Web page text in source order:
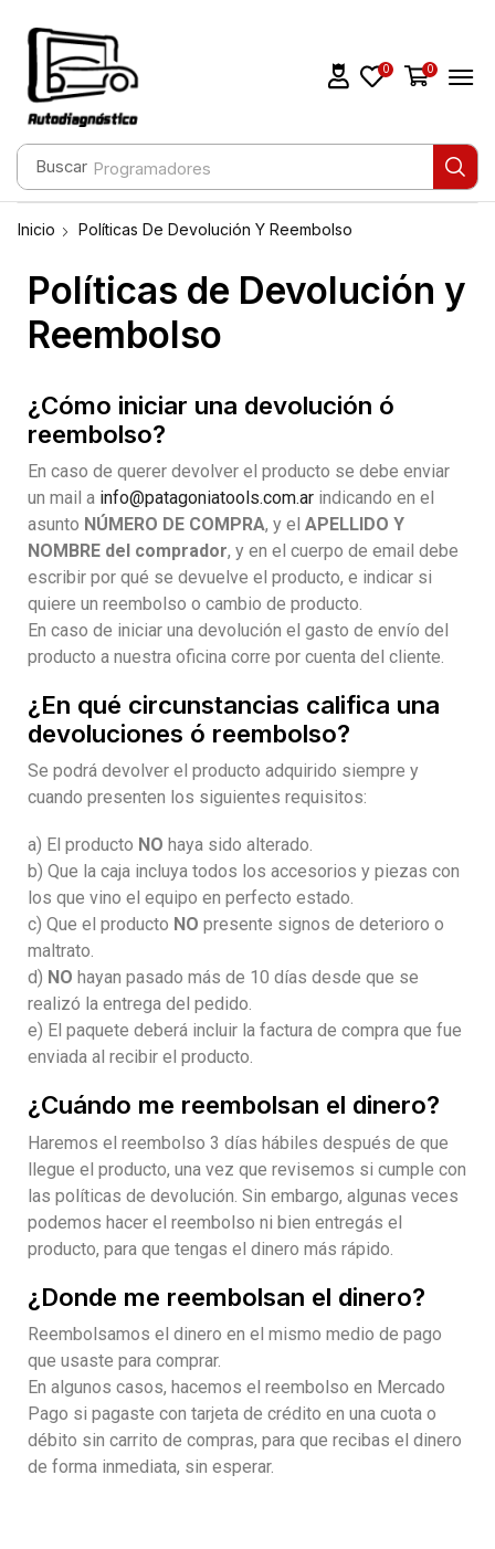
Buscar Programadores
0 0
Inicio Políticas De Devolución Y Reembolso
Políticas de Devolución y
Reembolso
¿Cómo iniciar una devolución ó
reembolso?
En caso de querer devolver el producto se debe enviar
un mail a info@patagoniatools.com.ar indicando en el
asunto NÚMERO DE COMPRA, y el APELLIDO Y
NOMBRE del comprador, y en el cuerpo de email debe
escribir por qué se devuelve el producto, e indicar si
quiere un reembolso o cambio de producto.
En caso de iniciar una devolución el gasto de envío del
producto a nuestra oficina corre por cuenta del cliente.
¿En qué circunstancias califica una
devoluciones ó reembolso?
Se podrá devolver el producto adquirido siempre y
cuando presenten los siguientes requisitos:
a) El producto NO haya sido alterado.
b) Que la caja incluya todos los accesorios y piezas con
los que vino el equipo en perfecto estado.
c) Que el producto NO presente signos de deterioro o
maltrato.
d) NO hayan pasado más de 10 días desde que se
realizó la entrega del pedido.
e) El paquete deberá incluir la factura de compra que fue
enviada al recibir el producto.
¿Cuándo me reembolsan el dinero?
Haremos el reembolso 3 días hábiles después de que
llegue el producto, una vez que revisemos si cumple con
las políticas de devolución. Sin embargo, algunas veces
podemos hacer el reembolso ni bien entregás el
producto, para que tengas el dinero más rápido.
¿Donde me reembolsan el dinero?
Reembolsamos el dinero en el mismo medio de pago
que usaste para comprar.
En algunos casos, hacemos el reembolso en Mercado
Pago si pagaste con tarjeta de crédito en una cuota o
débito sin carrito de compras, para que recibas el dinero
de forma inmediata, sin esperar.